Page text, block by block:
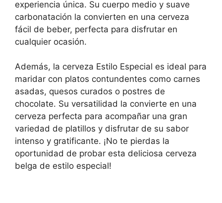
experiencia única. Su cuerpo medio y suave
carbonatación la convierten en una cerveza
fácil de beber, perfecta para disfrutar en
cualquier ocasión.
Además, la cerveza Estilo Especial es ideal para
maridar con platos contundentes como carnes
asadas, quesos curados o postres de
chocolate. Su versatilidad la convierte en una
cerveza perfecta para acompañar una gran
variedad de platillos y disfrutar de su sabor
intenso y gratificante. ¡No te pierdas la
oportunidad de probar esta deliciosa cerveza
belga de estilo especial!